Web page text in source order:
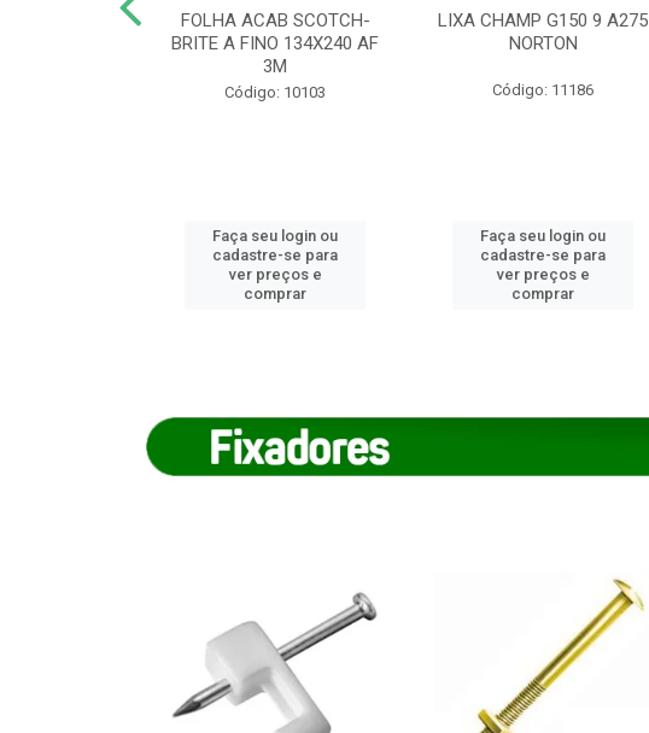
FOLHA ACAB SCOTCH-
BRITE A FINO 134X240 AF
3M
Código: 10103
Faça seu login ou
cadastre-se para
ver preços e
comprar
LIXA CHAMP G150 9 A275
NORTON
Código: 11186
Faça seu login ou
cadastre-se para
ver preços e
comprar